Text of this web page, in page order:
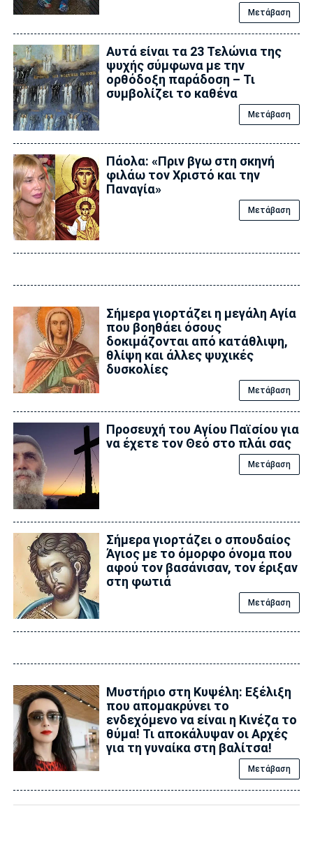
Μετάβαση
Αυτά είναι τα 23 Τελώνια της
ψυχής σύμφωνα με την
ορθόδοξη παράδοση – Τι
συμβολίζει το καθένα
Μετάβαση
Πάολα: «Πριν βγω στη σκηνή
φιλάω τον Χριστό και την
Παναγία»
Μετάβαση
Σήμερα γιορτάζει η μεγάλη Αγία
που βοηθάει όσους
δοκιμάζονται από κατάθλιψη,
θλίψη και άλλες ψυχικές
δυσκολίες
Μετάβαση
Προσευχή του Αγίου Παϊσίου για
να έχετε τον Θεό στο πλάι σας
Μετάβαση
Σήμερα γιορτάζει ο σπουδαίος
Άγιος με το όμορφο όνομα που
αφού τον βασάνισαν, τον έριξαν
στη φωτιά
Μετάβαση
Μυστήριο στη Κυψέλη: Εξέλιξη
που απομακρύνει το
ενδεχόμενο να είναι η Κινέζα το
θύμα! Τι αποκάλυψαν οι Αρχές
για τη γυναίκα στη βαλίτσα!
Μετάβαση